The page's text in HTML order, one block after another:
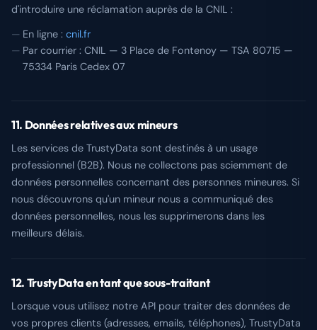
d'introduire une réclamation auprès de la CNIL :
En ligne : cnil.fr
Par courrier : CNIL — 3 Place de Fontenoy — TSA 80715 —
75334 Paris Cedex 07
11. Données relatives aux mineurs
Les services de TrustyData sont destinés à un usage
professionnel (B2B). Nous ne collectons pas sciemment de
données personnelles concernant des personnes mineures. Si
nous découvrons qu'un mineur nous a communiqué des
données personnelles, nous les supprimerons dans les
meilleurs délais.
12. TrustyData en tant que sous-traitant
Lorsque vous utilisez notre API pour traiter des données de
vos propres clients (adresses, emails, téléphones), TrustyData